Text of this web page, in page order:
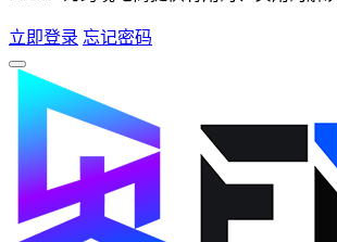
立即登录 忘记密码